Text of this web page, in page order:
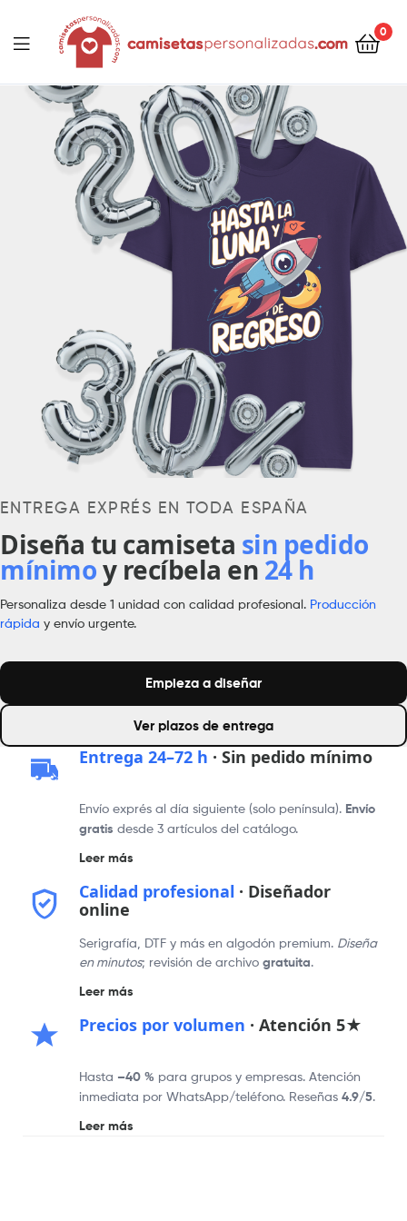
Camisetaspersonalizadas.com
0
ENTREGA EXPRÉS EN TODA ESPAÑA
Diseña tu camiseta sin pedido
mínimoy recíbela en 24 h
Personaliza desde 1 unidad con calidad profesional. Producción
rápida y envío urgente.
Empieza a diseñar
Ver plazos de entrega
Entrega 24–72 h · Sin pedido mínimo
Envío exprés al día siguiente (solo península). Envío
gratis desde 3 artículos del catálogo.
Leer más
Calidad profesional · Diseñador
online
Serigrafía, DTF y más en algodón premium. Diseña
en minutos; revisión de archivo gratuita.
Leer más
Precios por volumen · Atención 5★
Hasta –40 % para grupos y empresas. Atención
inmediata por WhatsApp/teléfono. Reseñas 4.9/5.
Leer más